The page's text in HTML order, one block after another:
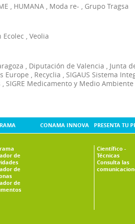
, HUMANA , Moda re- , Grupo Tragsa
Ecolec , Veolia
, Diputación de Valencia , Junta
Europe , Recyclia , SIGAUS Sistema
, SIGRE Medicamento y Medio Ambiente
de
de
de
CONAMA INNOVA PRESENTA TU
Científico -
Técnicas
Consulta las